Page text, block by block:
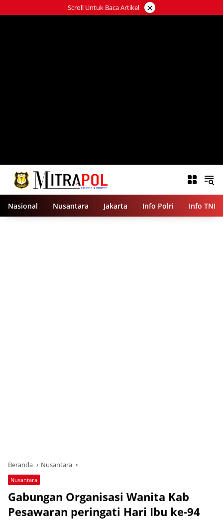
ke
Scroll Untuk Baca Artikel ×
Nasional Nusantara Jakarta Info Polri Info TNI
Beranda Nusantara
Nusantara
Gabungan Organisasi Wanita Kab
Pesawaran peringati Hari Ibu ke-94